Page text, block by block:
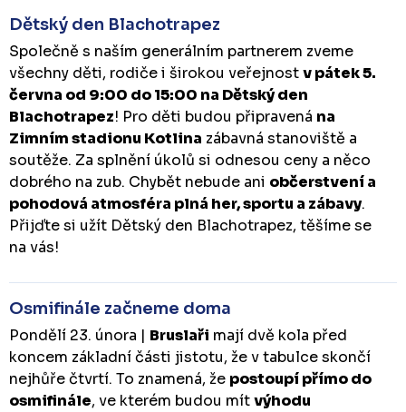
Dětský den Blachotrapez
Společně s naším generálním partnerem zveme
všechny děti, rodiče i širokou veřejnostv pátek 5.
června od 9:00 do 15:00 na Dětský den
Blachotrapez! Pro děti budou připravená na
Zimním stadionu Kotlina zábavná stanoviště a
soutěže. Za splnění úkolů si odnesou ceny a něco
dobrého na zub. Chybět nebude ani občerstvení a
pohodová atmosféra plná her, sportu a zábavy.
Přijďte si užít Dětský den Blachotrapez, těšíme se
na vás!
Osmifinále začneme doma
Pondělí 23. února | Bruslaři mají dvě kola před
koncem základní části jistotu, že v tabulce skončí
nejhůře čtvrtí. To znamená, že postoupí přímo do
osmifinále, ve kterém budou mítvýhodu